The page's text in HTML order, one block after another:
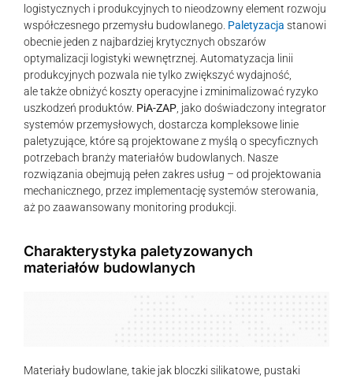
logistycznych i produkcyjnych to nieodzowny element rozwoju
współczesnego przemysłu budowlanego. Paletyzacja stanowi
obecnie jeden z najbardziej krytycznych obszarów
optymalizacji logistyki wewnętrznej. Automatyzacja linii
produkcyjnych pozwala nie tylko zwiększyć wydajność,
ale także obniżyć koszty operacyjne i zminimalizować ryzyko
uszkodzeń produktów. PiA-ZAP , jako doświadczony integrator
systemów przemysłowych, dostarcza kompleksowe linie
paletyzujące, które są projektowane z myślą o specyficznych
potrzebach branży materiałów budowlanych. Nasze
rozwiązania obejmują pełen zakres usług – od projektowania
mechanicznego, przez implementację systemów sterowania,
aż po zaawansowany monitoring produkcji.
Charakterystyka paletyzowanych
materiałów budowlanych
Materiały budowlane, takie jak bloczki silikatowe, pustaki